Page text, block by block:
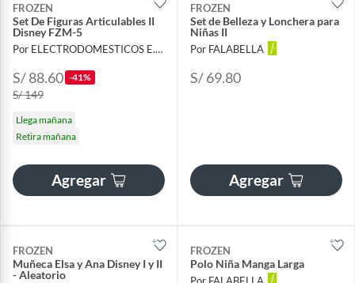
FROZEN
Set De Figuras Articulables II
Disney FZM-5
Por ELECTRODOMESTICOS E.I.R.L
S/ 88.60 -41%
S/ 149
Llega mañana
Retira mañana
Agregar
FROZEN
Set de Belleza y Lonchera para
Niñas II
Por FALABELLA
S/ 69.80
Agregar
FROZEN
Muñeca Elsa y Ana Disney I y II
- Aleatorio
FROZEN
Polo Niña Manga Larga